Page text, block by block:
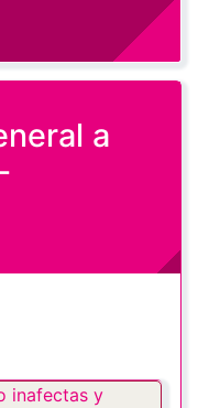
a
inafectas y